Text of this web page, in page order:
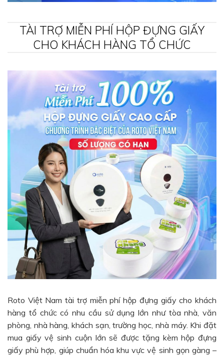
TÀI TRỢ MIỄN PHÍ HỘP ĐỰNG GIẤY
CHO KHÁCH HÀNG TỔ CHỨC
Roto Việt Nam tài trợ miễn phí hộp đựng giấy cho khách
hàng tổ chức có nhu cầu sử dụng lớn như tòa nhà, văn
phòng, nhà hàng, khách sạn, trường học, nhà máy. Khi đặt
mua giấy vệ sinh cuộn lớn sẽ được tặng kèm hộp đựng
giấy phù hợp, giúp chuẩn hóa khu vực vệ sinh gọn gàng –